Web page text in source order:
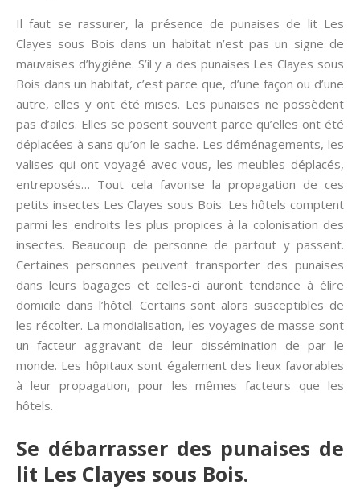
Il faut se rassurer, la présence de punaises de lit Les
Clayes sous Bois dans un habitat n’est pas un signe de
mauvaises d’hygiène. S’il y a des punaises Les Clayes sous
Bois dans un habitat, c’est parce que, d’une façon ou d’une
autre, elles y ont été mises. Les punaises ne possèdent
pas d’ailes. Elles se posent souvent parce qu’elles ont été
déplacées à sans qu’on le sache. Les déménagements, les
valises qui ont voyagé avec vous, les meubles déplacés,
entreposés… Tout cela favorise la propagation de ces
petits insectes Les Clayes sous Bois. Les hôtels comptent
parmi les endroits les plus propices à la colonisation des
insectes. Beaucoup de personne de partout y passent.
Certaines personnes peuvent transporter des punaises
dans leurs bagages et celles-ci auront tendance à élire
domicile dans l’hôtel. Certains sont alors susceptibles de
les récolter. La mondialisation, les voyages de masse sont
un facteur aggravant de leur dissémination de par le
monde. Les hôpitaux sont également des lieux favorables
à leur propagation, pour les mêmes facteurs que les
hôtels.
Se débarrasser des punaises de
lit Les Clayes sous Bois.